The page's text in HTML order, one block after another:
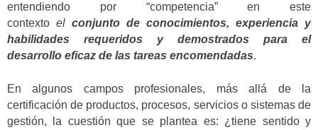
entendiendo por “competencia” en este
contexto el conjunto de conocimientos, experiencia y
habilidades requeridos y demostrados para el
desarrollo eficaz de las tareas encomendadas.
En algunos campos profesionales, más allá de la
certificación de productos, procesos, servicios o sistemas de
gestión, la cuestión que se plantea es: ¿tiene sentido y